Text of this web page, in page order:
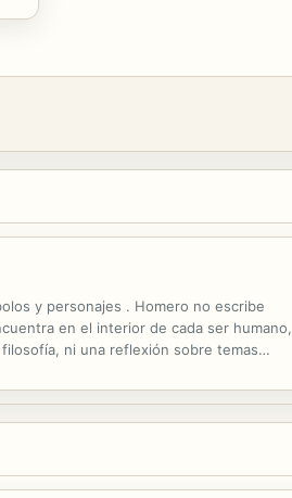
y personajes . Homero no escribe
en el interior de cada ser humano,
ni una reflexión sobre temas